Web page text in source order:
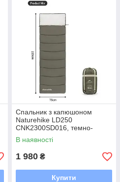
Спальник з капюшоном
Naturehike LD250
CNK2300SD016, темно-
зелений
В наявності
1 980 ₴
Купити